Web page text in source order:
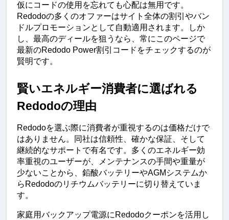
仮にコードの使用を忘れても心配は無用です。
Redodoの多くのオファーはサイト全体の割引やバン
ドルプロモーションとして自動適用されます。しか
し、最高のディールを狙うなら、常にこのページで
最新のRedodo Power割引コードをチェックするのが
賢明です。
賢いエネルギー消費者に選ばれる
Redodoの理由
Redodoを選ぶ際に消費者が重視するのは価格だけで
はありません。同社は信頼性、確かな保証、そして
継続的なサポートで有名です。多くのエネルギー効
率重視のユーザーが、メンテナンスの手間や重量が
少ないことから、鉛酸バッテリーやAGMシステムか
らRedodoのリチウムバッテリーに切り替えていま
す。
家庭用バックアップ電源にRedodoクーポンを活用し